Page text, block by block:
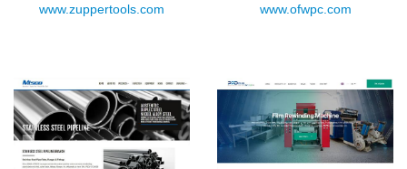
www.zuppertools.com www.ofwpc.com